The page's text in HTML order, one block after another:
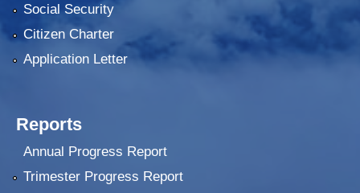
Social Security
Citizen Charter
Application Letter
Reports
Annual Progress Report
Trimester Progress Report